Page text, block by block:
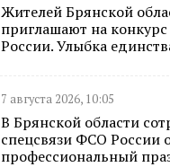
Жителей Брянской
приглашают на
России. Улыбка
7 августа 2026, 10:05
В Брянской области
спецсвязи ФСО России
профессиональный